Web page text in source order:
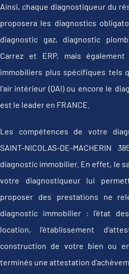
Ainsi, chaque diagnostiqueur du
proposera les diagnostics
diagnostic gaz, diagnostic
Carrez et ERP, mais
immobiliers plus spécifiques tels
l'air intérieur (QAI) ou encore le
est le leader en FRANCE.
Les compétences de votre
SAINT-NICOLAS-DE-
diagnostic immobilier. En effet, le
votre diagnostiqueur lui
proposer des prestations ne
diagnostic immobilier : l'état
location, l'établissement
construction de votre bien ou
terminés une attestation